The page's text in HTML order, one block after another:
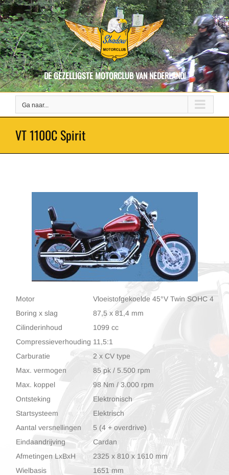
Ga
naar
inhoud
DE GEZELLIGSTE MOTORCLUB VAN NEDERLAND!
Ga naar...
VT 1100C Spirit
Motor
Vloeistofgekoelde 45°V Twin SOHC 4-
Boring x slag
87,5 x 81,4 mm
Cilinderinhoud
1099 cc
Compressieverhouding 11,5:1
Carburatie
2 x CV type
Max. vermogen
85 pk / 5.500 rpm
Max. koppel
98 Nm / 3.000 rpm
Ontsteking
Elektronisch
Startsysteem
Elektrisch
Aantal versnellingen
5 (4 + overdrive)
Eindaandrijving
Cardan
Afmetingen LxBxH
2325 x 810 x 1610 mm
Wielbasis
1651 mm